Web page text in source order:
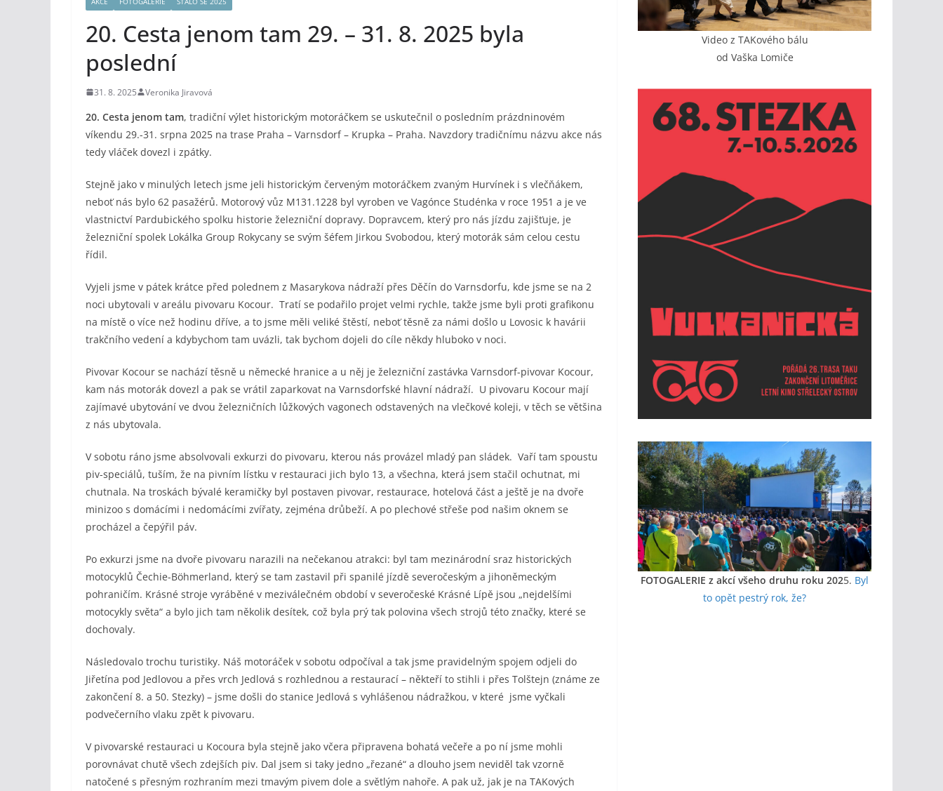
20. Cesta jenom tam 29. – 31. 8. 2025 byla
poslední
31. 8. 2025 Veronika Jiravová
20. Cesta jenom tam, tradiční výlet historickým motoráčkem se uskutečnil o posledním prázdninovém
víkendu 29.-31. srpna 2025 na trase Praha – Varnsdorf – Krupka – Praha. Navzdory tradičnímu názvu akce nás
tedy vláček dovezl i zpátky.
Stejně jako v minulých letech jsme jeli historickým červeným motoráčkem zvaným Hurvínek i s vlečňákem,
neboť nás bylo 62 pasažérů. Motorový vůz M131.1228 byl vyroben ve Vagónce Studénka v roce 1951 a je ve
vlastnictví Pardubického spolku historie železniční dopravy. Dopravcem, který pro nás jízdu zajišťuje, je
železniční spolek Lokálka Group Rokycany se svým šéfem Jirkou Svobodou, který motorák sám celou cestu
řídil.
Vyjeli jsme v pátek krátce před polednem z Masarykova nádraží přes Děčín do Varnsdorfu, kde jsme se na 2
noci ubytovali v areálu pivovaru Kocour. Tratí se podařilo projet velmi rychle, takže jsme byli proti grafikonu
na místě o více než hodinu dříve, a to jsme měli veliké štěstí, neboť těsně za námi došlo u Lovosic k havárii
trakčního vedení a kdybychom tam uvázli, tak bychom dojeli do cíle někdy hluboko v noci.
Pivovar Kocour se nachází těsně u německé hranice a u něj je železniční zastávka Varnsdorf-pivovar Kocour,
kam nás motorák dovezl a pak se vrátil zaparkovat na Varnsdorfské hlavní nádraží. U pivovaru Kocour mají
zajímavé ubytování ve dvou železničních lůžkových vagonech odstavených na vlečkové koleji, v těch se většina
z nás ubytovala.
V sobotu ráno jsme absolvovali exkurzi do pivovaru, kterou nás provázel mladý pan sládek. Vaří tam spoustu
piv-speciálů, tuším, že na pivním lístku v restauraci jich bylo 13, a všechna, která jsem stačil ochutnat, mi
chutnala. Na troskách bývalé keramičky byl postaven pivovar, restaurace, hotelová část a ještě je na dvoře
minizoo s domácími i nedomácími zvířaty, zejména drůbeží. A po plechové střeše pod našim oknem se
procházel a čepýřil páv.
Po exkurzi jsme na dvoře pivovaru narazili na nečekanou atrakci: byl tam mezinárodní sraz historických
motocyklů Čechie-Böhmerland, který se tam zastavil při spanilé jízdě severočeským a jihoněmeckým
pohraničím. Krásné stroje vyráběné v meziválečném období v severočeské Krásné Lípě jsou „nejdelšími
motocykly světa“ a bylo jich tam několik desítek, což byla prý tak polovina všech strojů této značky, které se
dochovaly.
Následovalo trochu turistiky. Náš motoráček v sobotu odpočíval a tak jsme pravidelným spojem odjeli do
Jiřetína pod Jedlovou a přes vrch Jedlová s rozhlednou a restaurací – někteří to stihli i přes Tolštejn (známe ze
zakončení 8. a 50. Stezky) – jsme došli do stanice Jedlová s vyhlášenou nádražkou, v které jsme vyčkali
podvečerního vlaku zpět k pivovaru.
V pivovarské restauraci u Kocoura byla stejně jako včera připravena bohatá večeře a po ní jsme mohli
porovnávat chutě všech zdejších piv. Dal jsem si taky jedno „řezané“ a dlouho jsem neviděl tak vzorně
natočené s přesným rozhraním mezi tmavým pivem dole a světlým nahoře. A pak už, jak je na TAKových
Video z TAKového bálu
od Vaška Lomiče
FOTOGALERIE z akcí všeho druhu roku 2025. Byl
to opět pestrý rok, že?